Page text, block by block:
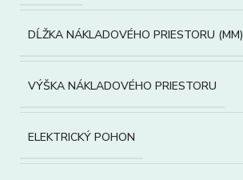
DĹŽKA NÁKLADOVÉHO PRIESTORU (MM)
VÝŠKA NÁKLADOVÉHO PRIESTORU
ELEKTRICKÝ POHON